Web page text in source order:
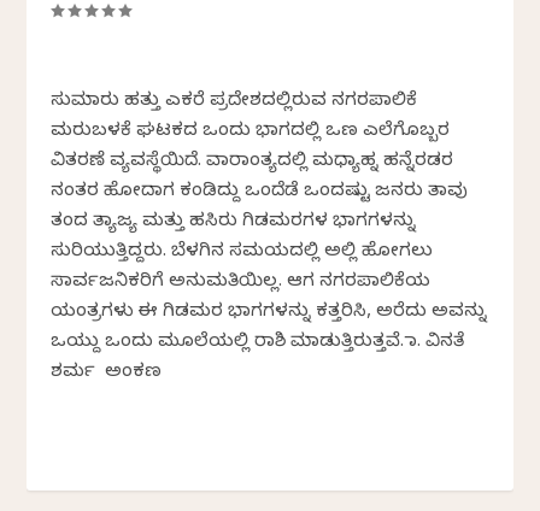
ಸುಮಾರು ಹತ್ತು ಎಕರೆ ಪ್ರದೇಶದಲ್ಲಿರುವ ನಗರಪಾಲಿಕೆ
ಮರುಬಳಕೆ ಘಟಕದ ಒಂದು ಭಾಗದಲ್ಲಿ ಒಣ ಎಲೆಗೊಬ್ಬರ
ವಿತರಣೆ ವ್ಯವಸ್ಥೆಯಿದೆ. ವಾರಾಂತ್ಯದಲ್ಲಿ ಮಧ್ಯಾಹ್ನ ಹನ್ನೆರಡರ
ನಂತರ ಹೋದಾಗ ಕಂಡಿದ್ದು ಒಂದೆಡೆ ಒಂದಷ್ಟು ಜನರು ತಾವು
ತಂದ ತ್ಯಾಜ್ಯ ಮತ್ತು ಹಸಿರು ಗಿಡಮರಗಳ ಭಾಗಗಳನ್ನು
ಸುರಿಯುತ್ತಿದ್ದರು. ಬೆಳಗಿನ ಸಮಯದಲ್ಲಿ ಅಲ್ಲಿ ಹೋಗಲು
ಸಾರ್ವಜನಿಕರಿಗೆ ಅನುಮತಿಯಿಲ್ಲ. ಆಗ ನಗರಪಾಲಿಕೆಯ
ಯಂತ್ರಗಳು ಈ ಗಿಡಮರ ಭಾಗಗಳನ್ನು ಕತ್ತರಿಸಿ, ಅರೆದು ಅವನ್ನು
ಒಯ್ದು ಒಂದು ಮೂಲೆಯಲ್ಲಿ ರಾಶಿ ಮಾಡುತ್ತಿರುತ್ತವೆ. ಡಾ. ವಿನತೆ
ಶರ್ಮ ಅಂಕಣ